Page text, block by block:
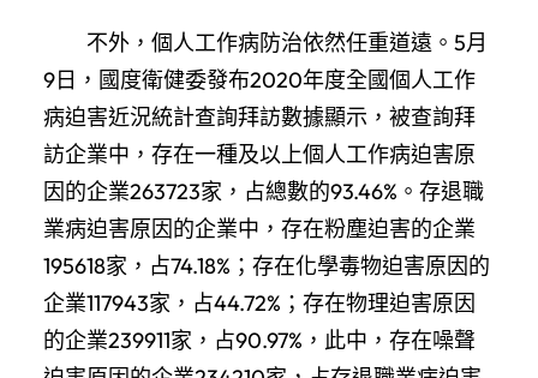
不外，個人工作病防治依然任重道遠。5月
9日，國度衛健委發布2020年度全國個人工作
病迫害近況統計查詢拜訪數據顯示，被查詢拜
訪企業中，存在一種及以上個人工作病迫害原
因的企業263723家，占總數的93.46%。存退職
業病迫害原因的企業中，存在粉塵迫害的企業
195618家，占74.18%；存在化學毒物迫害原因的
企業117943家，占44.72%；存在物理迫害原因
的企業239911家，占90.97%，此中，存在噪聲